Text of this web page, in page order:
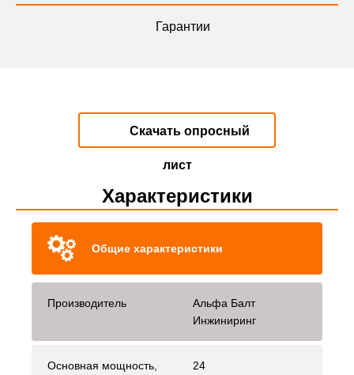
Гарантии
Скачать опросный
лист
Характеристики
Общие характеристики
Производитель
Альфа Балт
Инжиниринг
Основная мощность,
24